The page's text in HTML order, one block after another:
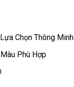
Chọn Thông Minh
Phù Hợp